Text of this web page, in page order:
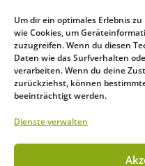
Um dir ein optimales Erlebnis
wie Cookies, um
zuzugreifen. Wenn du diesen
Daten wie das Surfverhalten
verarbeiten. Wenn du deine
zurückziehst, können
beeinträchtigt werden.
Dienste verwalten